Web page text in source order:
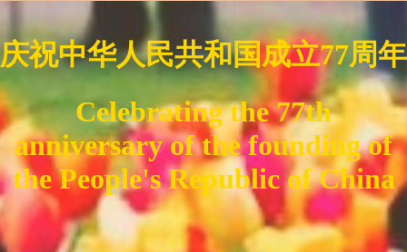
庆祝中华人民共和国成立77周年
Celebrating the 77th
anniversary of the founding of
the People's Republic of China